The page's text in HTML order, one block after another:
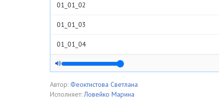
01_01_02
01_01_03
01_01_04
01_01_05
01_01_06
Автор: Феоктистова Светлана
Исполняет: Ловейко Марина